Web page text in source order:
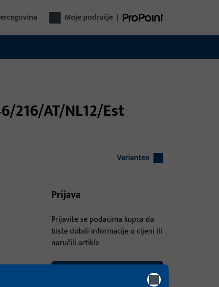
Moje područje |
216/AT/NL12/Est
Varianten
Prijava
Prijavite se podacima kupca da
biste dobili informacije o cijeni ili
naručili artikle